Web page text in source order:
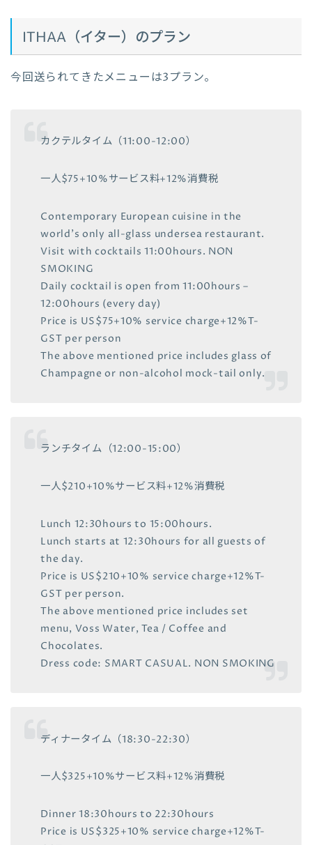
ITHAA（イター）のプラン
今回送られてきたメニューは3プラン。
カクテルタイム（11:00-12:00）
一人$75+10%サービス料+12%消費税
Contemporary European cuisine in the
world’s only all-glass undersea restaurant.
Visit with cocktails 11:00hours. NON
SMOKING
Daily cocktail is open from 11:00hours –
12:00hours (every day)
Price is US$75+10% service charge+12%T-
GST per person
The above mentioned price includes glass of
Champagne or non-alcohol mock-tail only.
ランチタイム（12:00-15:00）
一人$210+10%サービス料+12%消費税
Lunch 12:30hours to 15:00hours.
Lunch starts at 12:30hours for all guests of
the day.
Price is US$210+10% service charge+12%T-
GST per person.
The above mentioned price includes set
menu, Voss Water, Tea / Coffee and
Chocolates.
Dress code: SMART CASUAL. NON SMOKING
ディナータイム（18:30-22:30）
一人$325+10%サービス料+12%消費税
Dinner 18:30hours to 22:30hours
Price is US$325+10% service charge+12%T-